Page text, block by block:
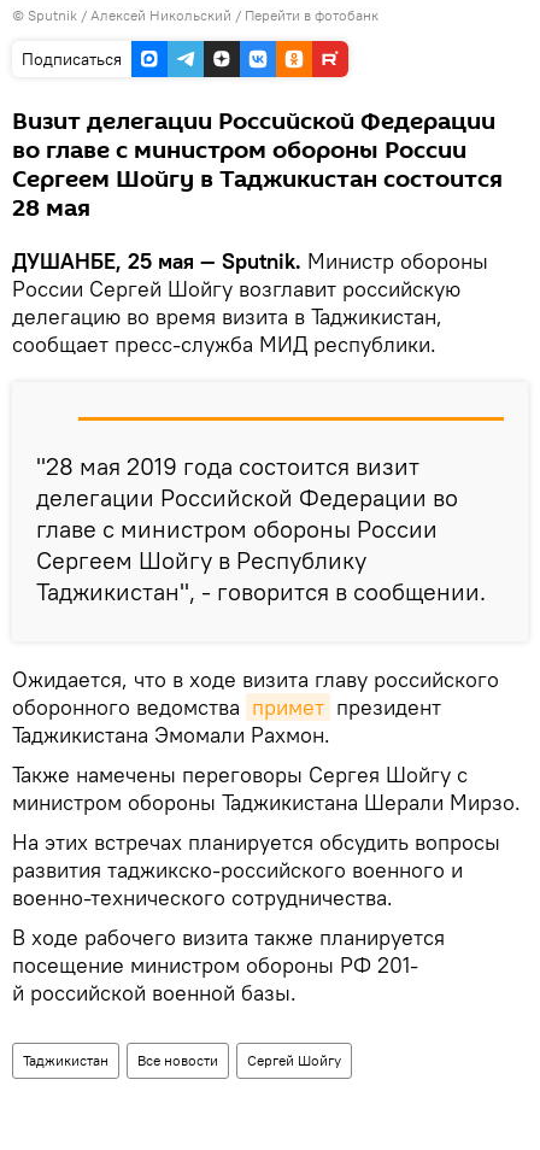
© Sputnik / Алексей Никольский / Перейти в фотобанк
Подписаться
Визит делегации Российской Федерации
во главе с министром обороны России
Сергеем Шойгу в Таджикистан состоится
28 мая
ДУШАНБЕ, 25 мая — Sputnik. Министр обороны
России Сергей Шойгу возглавит российскую
делегацию во время визита в Таджикистан,
сообщает пресс-служба МИД республики.
"28 мая 2019 года состоится визит
делегации Российской Федерации во
главе с министром обороны России
Сергеем Шойгу в Республику
Таджикистан", - говорится в сообщении.
Ожидается, что в ходе визита главу российского
оборонного ведомства примет президент
Таджикистана Эмомали Рахмон.
Также намечены переговоры Сергея Шойгу с
министром обороны Таджикистана Шерали Мирзо.
На этих встречах планируется обсудить вопросы
развития таджикско-российского военного и
военно-технического сотрудничества.
В ходе рабочего визита также планируется
посещение министром обороны РФ 201-
й российской военной базы.
Таджикистан Все новости Сергей Шойгу